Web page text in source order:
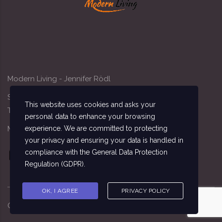
Modern Living - Jennifer Rödl
Sandacker 4, 91341 Röttenbach
Tel: 09195/7162
Mobil: 0174/3411140
Copyright ©
This website uses cookies and asks your
personal data to enhance your browsing
experience. We are committed to protecting
your privacy and ensuring your data is handled in
compliance with the General Data Protection
Regulation (GDPR)
OK, I AGREE PRIVACY POLICY